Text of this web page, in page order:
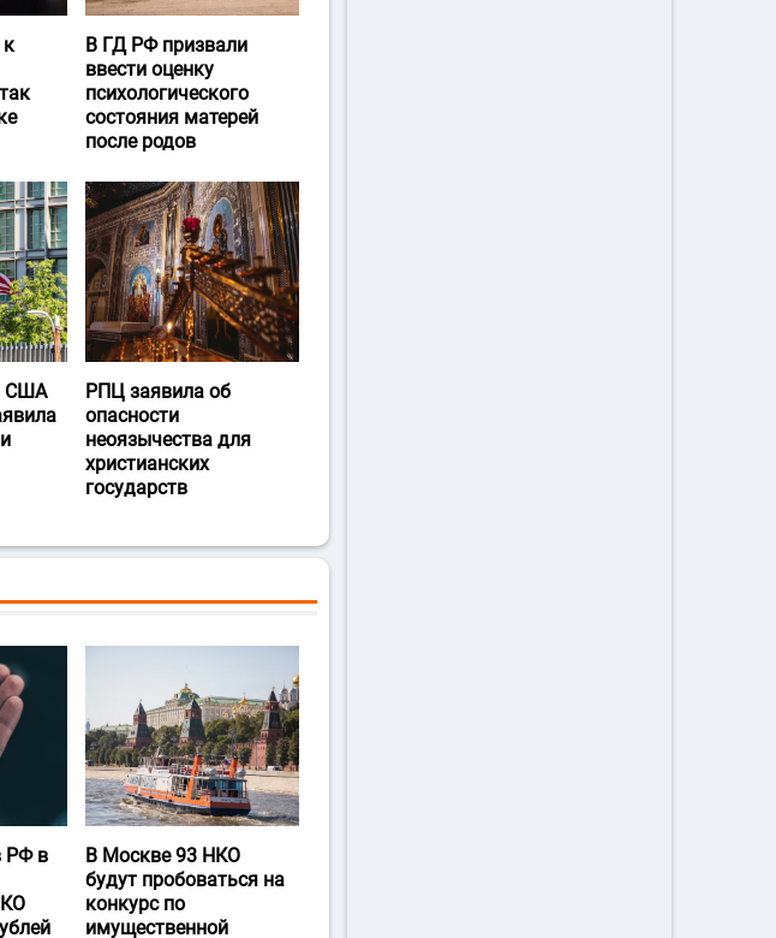
к
В ГД РФ призвали
ввести оценку
психологического
состояния матерей
после родов
США
РПЦ заявила об
опасности
неоязычества для
христианских
государств
РФ в
В Москве 93 НКО
будут пробоваться на
конкурс по
имущественной